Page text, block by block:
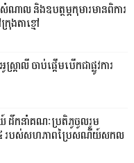
ាល និងឧបត្ថម្ភកុមារមានពិការ
ងតាខ្មៅ
ាលី ចាប់ផ្តើមបើកជាផ្លូវការ
ដឹកនាំគណៈប្រតិភូចូលរួម
៤ របស់សហភាពប្រៃសណីយ៍សកល